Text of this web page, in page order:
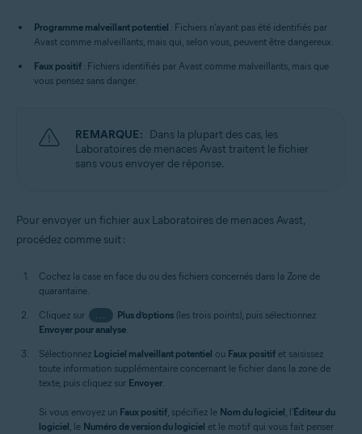
Programme malveillant potentiel : Fichiers n'ayant pas été identifiés par
Avast comme malveillants, mais qui, selon vous, peuvent être dangereux.
Faux positif : Fichiers identifiés par Avast comme malveillants, mais que
vous pensez sans danger.
REMARQUE: Dans la plupart des cas, les
Laboratoires de menaces Avast traitent le fichier
sans vous envoyer de réponse.
Pour envoyer un fichier aux Laboratoires de menaces Avast,
procédez comme suit :
Cochez la case en face du ou des fichiers concernés dans la Zone de
quarantaine.
Cliquez sur
... Plus d’options(les trois points), puis sélectionnez
Envoyer pour analyse.
Sélectionnez Logiciel malveillant potentiel ou Faux positif et saisissez
toute information supplémentaire concernant le fichier dans la zone de
texte, puis cliquez sur Envoyer.
Si vous envoyez un Faux positif, spécifiez le Nom du logiciel, l'Éditeur du
logiciel, le Numéro de version du logiciel et le motif qui vous fait penser